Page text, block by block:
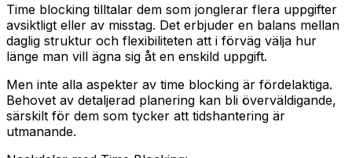
Time blocking tilltalar dem som jonglerar flera uppgifter
avsiktligt eller av misstag. Det erbjuder en balans mellan
daglig struktur och flexibiliteten att i förväg välja hur
länge man vill ägna sig åt en enskild uppgift.
Men inte alla aspekter av time blocking är fördelaktiga.
Behovet av detaljerad planering kan bli överväldigande,
särskilt för dem som tycker att tidshantering är
utmanande.